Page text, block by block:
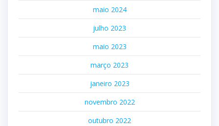
maio 2024
julho 2023
maio 2023
março 2023
janeiro 2023
novembro 2022
outubro 2022